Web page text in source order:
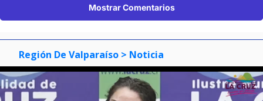
Mostrar Comentarios
Región De Valparaíso > Noticia